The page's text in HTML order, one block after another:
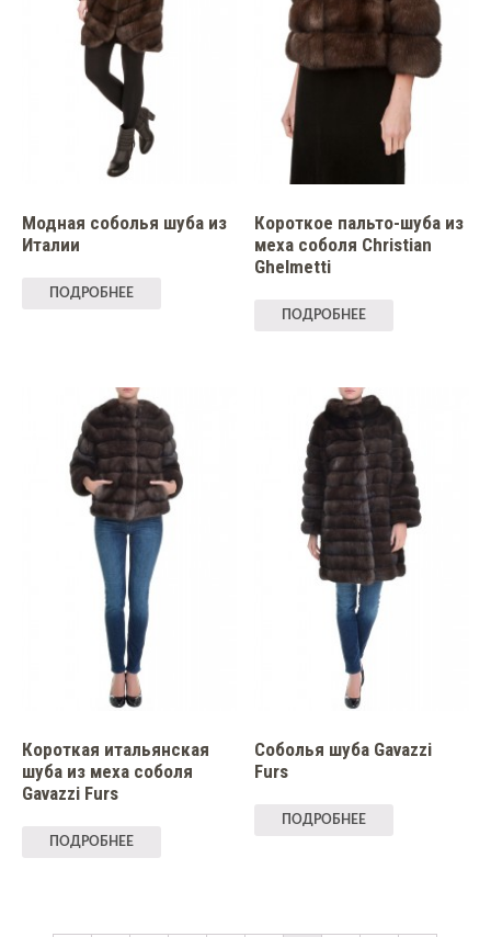
Модная соболья шуба из
Италии
ПОДРОБНЕЕ
Короткое пальто-шуба из
меха соболя Christian
Ghelmetti
ПОДРОБНЕЕ
Короткая итальянская
шуба из меха соболя
Gavazzi Furs
ПОДРОБНЕЕ
Соболья шуба Gavazzi
Furs
ПОДРОБНЕЕ